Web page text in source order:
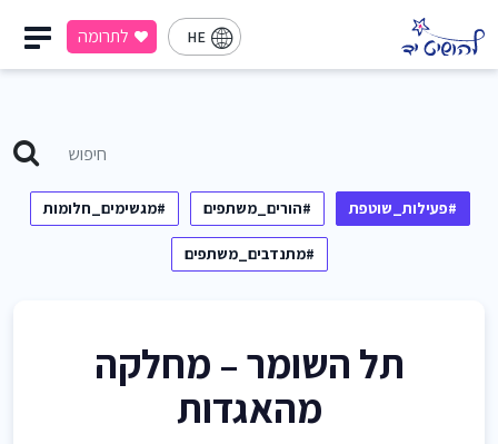
HE לתרומה
#פעילות_שוטפת #הורים_משתפים #מגשימים_חלומות
#מתנדבים_משתפים
תל השומר – מחלקה
מהאגדות